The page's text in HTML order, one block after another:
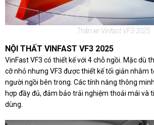
Thân xe Vinfast VF3 2025
NỘI THẤT VINFAST VF3 2025
VinFast VF3 có thiết kế với 4 chỗ ngồi. Mặc dù
cỡ nhỏ nhưng VF3 được thiết kế tối giản nhằm
người ngồi bên trong. Các tính năng thông
hợp đầy đủ, đảm bảo trải nghiệm thoải mái và
dùng.